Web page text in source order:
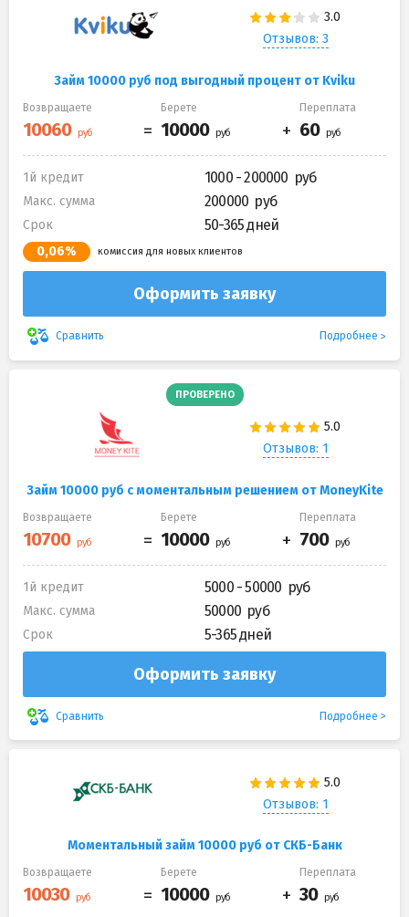
Отзывов: 3
Займ 10000 руб под выгодный процент от Kviku
Возвращаете Берете Переплата
1й кредит 1000 - 200000
Макс. сумма 200000
Срок 50-365 дней
0,06% комиссия для новых клиентов
Оформить заявку
Сравнить Подробнее
ПРОВЕРЕНО
Отзывов: 1
Займ 10000 руб с моментальным решением от MoneyKite
Возвращаете Берете Переплата
1й кредит 5000 - 50000
Макс. сумма 50000
Срок 5-365 дней
Оформить заявку
Сравнить Подробнее
Отзывов: 1
Моментальный займ 10000 руб от СКБ-Банк
Возвращаете Берете Переплата